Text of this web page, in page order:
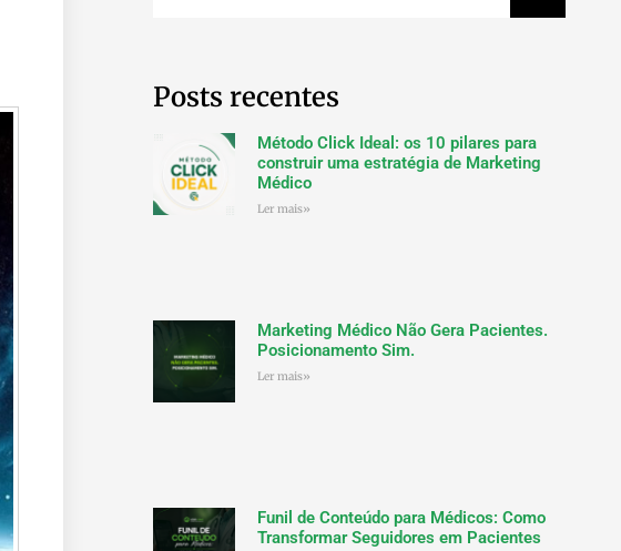
Posts recentes
Método Click Ideal: os 10 pilares para
construir uma estratégia de Marketing
Médico
Ler mais»
Marketing Médico Não Gera Pacientes.
Posicionamento Sim.
Ler mais»
Funil de Conteúdo para Médicos: Como
Transformar Seguidores em Pacientes